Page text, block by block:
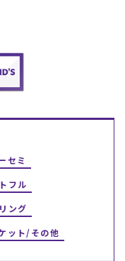
ガイド
ンク
取サービス
わせ
ス
セミ
フル
ング
ット/その他